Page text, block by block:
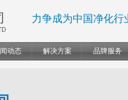
力争成为中国净化行
动态 解决方案 品牌服务